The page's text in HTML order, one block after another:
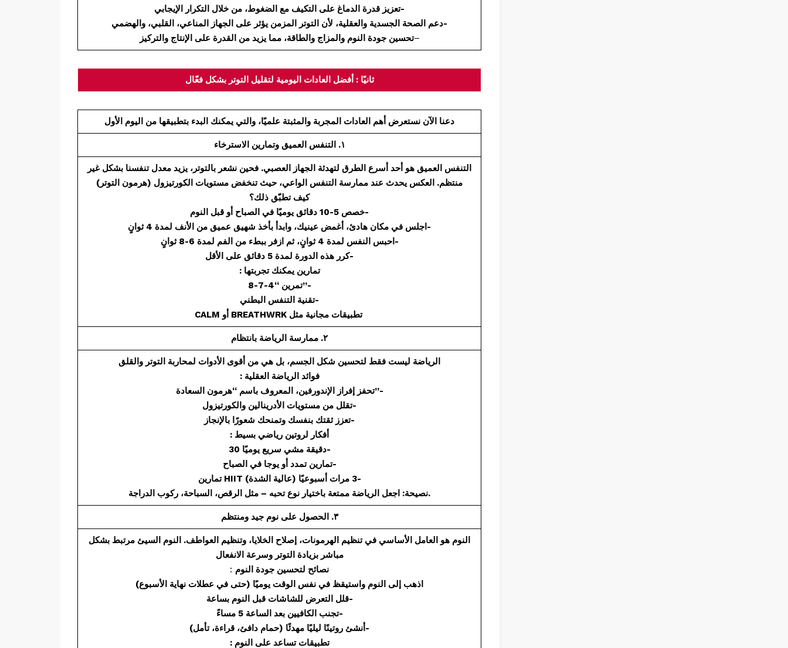
تعزيز قدرة الدماغ على التكيف مع الضغوط،من خلال التكرار الإيجابي-
دعم الصحة الجسدية والعقلية، لأن التوتر المزمن يؤثر على الجهاز المناعي، القلبي، والهضمي-
تحسين جودة النوم والمزاج والطاقة، مما يزيد من القدرة على الإنتاج والتركيز –
ثانيًا : أفضل العادات اليومية لتقليل التوتر بشكل فعّال
دعنا الآن نستعرض أهم العادات المجربة والمثبتة علميًا، والتي يمكنك البدء بتطبيقها من اليوم الأول
١. التنفس العميق وتمارين الاسترخاء
التنفس العميق هو أحد أسرع الطرق لتهدئة الجهاز العصبي. فحين نشعر بالتوتر، يزيد معدل تنفسنا بشكل غير
منتظم. العكس يحدث عند ممارسة التنفس الواعي، حيث تنخفض مستويات الكورتيزول (هرمون التوتر)
كيف تطبّق ذلك؟
خصص 5-10 دقائق يوميًا في الصباح أو قبل النوم-
اجلس في مكان هادئ، أغمض عينيك، وابدأ بأخذ شهيق عميق من الأنف لمدة 4 ثوانٍ-
احبس النفس لمدة 4 ثوانٍ، ثم ازفر ببطء من الفم لمدة 6-8 ثوانٍ-
كرر هذه الدورة لمدة 5 دقائق على الأقل-
: تمارين يمكنك تجربتها
تمرين “4-7-8”-
تقنية التنفس البطني-
CALM أو BREATHWRK تطبيقات مجانية مثل
٢. ممارسة الرياضة بانتظام
الرياضة ليست فقط لتحسين شكل الجسم، بل هي من أقوى الأدوات لمحاربة التوتر والقلق
: فوائد الرياضة العقلية
تحفز إفراز الإندورفين، المعروف باسم “هرمون السعادة”-
تقلل من مستويات الأدرينالين والكورتيزول-
تعزز ثقتك بنفسك وتمنحك شعورًا بالإنجاز-
: أفكار لروتين رياضي بسيط
30 دقيقة مشي سريع يوميًا-
تمارين تمدد أو يوجا في الصباح-
تمارين HIIT (عالية الشدة) 3 مرات أسبوعيًا-
نصيحة: اجعل الرياضة ممتعة باختيار نوع تحبه – مثل الرقص، السباحة، ركوب الدراجة.
٣. الحصول على نوم جيد ومنتظم
النوم هو العامل الأساسي في تنظيم الهرمونات، إصلاح الخلايا، وتنظيم العواطف. النوم السيئ مرتبط بشكل
مباشر بزيادة التوتر وسرعة الانفعال
: نصائح لتحسين جودة النوم
اذهب إلى النوم واستيقظ في نفس الوقت يوميًا (حتى في عطلات نهاية الأسبوع)
قلل التعرض للشاشات قبل النوم بساعة-
تجنب الكافيين بعد الساعة 5 مساءً-
أنشئ روتينًا ليليًا مهدئًا (حمام دافئ، قراءة، تأمل)-
: تطبيقات تساعد على النوم